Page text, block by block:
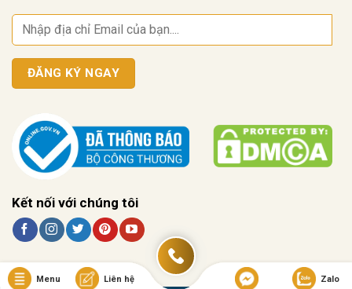
Kết nối với chúng tôi
Menu Liên hệ Zalo